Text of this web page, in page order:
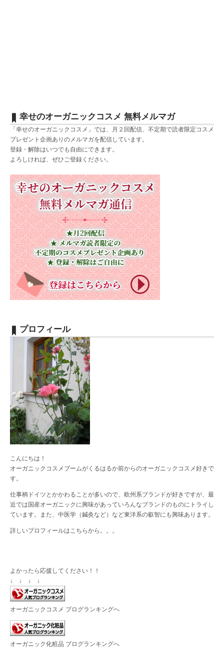
幸せのオーガニックコスメ 無料メルマガ
「幸せのオーガニックコスメ」では、月２回配信、不定期で読者限定コスメ
プレゼント企画ありのメルマガを配信しています。
登録・解除はいつでも自由にできます。
よろしければ、ぜひご登録ください。
プロフィール
こんにちは！
オーガニックコスメブームがくるはるか前からのオーガニックコスメ好きで
す。
仕事柄ドイツとかかわることが多いので、欧州系ブランドが好きですが、最
近では国産オーガニックに興味があっていろんなブランドのものにトライし
ています。また、中医学（鍼灸など）など東洋系の叡智にも興味あります。
詳しいプロフィールは こちらから。。。
よかったら応援してください！！
↓ ↓ ↓ ↓
オーガニックコスメ ブログランキングへ
オーガニック化粧品 ブログランキングへ